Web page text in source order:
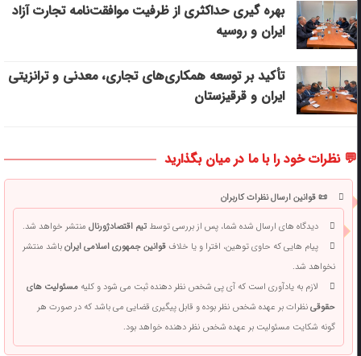
بهره گیری حداکثری از ظرفیت موافقت‌نامه تجارت آزاد
ایران و روسیه
تأکید بر توسعه همکاری‌های تجاری، معدنی و ترانزیتی
ایران و قرقیزستان
💬 نظرات خود را با ما در میان بگذارید
📜 قوانین ارسال نظرات کاربران
دیدگاه های ارسال شده شما، پس از بررسی توسطتیم اقتصادژورنالمنتشر خواهد شد.
پیام هایی که حاوی توهین، افترا و یا خلافقوانین جمهوری اسلامی ایرانباشد منتشر
نخواهد شد.
لازم به یادآوری است که آی پی شخص نظر دهنده ثبت می شود و کلیهمسئولیت های
حقوقینظرات بر عهده شخص نظر بوده و قابل پیگیری قضایی می باشد که در صورت هر
گونه شکایت مسئولیت بر عهده شخص نظر دهنده خواهد بود.